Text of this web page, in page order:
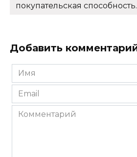
покупательская
Добавить
Имя
*
Email
*
Комментарий